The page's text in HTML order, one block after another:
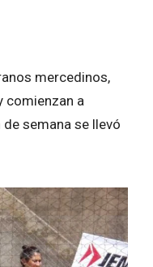
mercedinos,
comienzan a
semana se llevó